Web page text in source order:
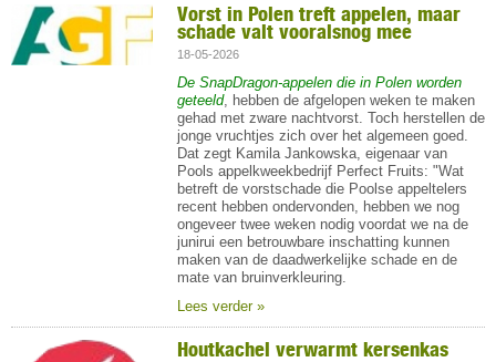
Vorst in Polen treft appelen, maar
schade valt vooralsnog mee
18-05-2026
De SnapDragon-appelen die in Polen worden
geteeld, hebben de afgelopen weken te maken
gehad met zware nachtvorst. Toch herstellen de
jonge vruchtjes zich over het algemeen goed.
Dat zegt Kamila Jankowska, eigenaar van
Pools appelkweekbedrijf Perfect Fruits: "Wat
betreft de vorstschade die Poolse appeltelers
recent hebben ondervonden, hebben we nog
ongeveer twee weken nodig voordat we na de
junirui een betrouwbare inschatting kunnen
maken van de daadwerkelijke schade en de
mate van bruinverkleuring.
Lees verder »
Houtkachel verwarmt kersenkas